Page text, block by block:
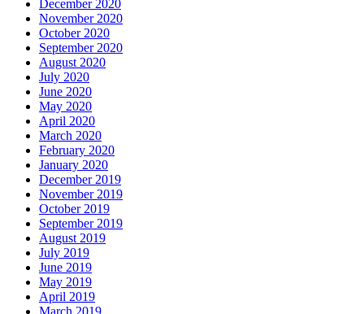
December 2020
November 2020
October 2020
September 2020
August 2020
July 2020
June 2020
May 2020
April 2020
March 2020
February 2020
January 2020
December 2019
November 2019
October 2019
September 2019
August 2019
July 2019
June 2019
May 2019
April 2019
March 2019